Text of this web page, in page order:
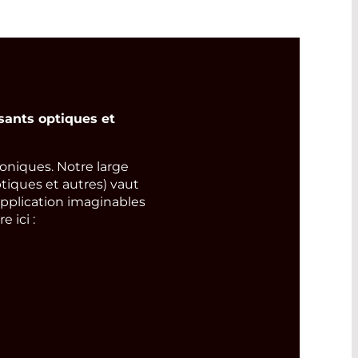
optiques et
Notre large
et autres) vaut
imaginables
ici :